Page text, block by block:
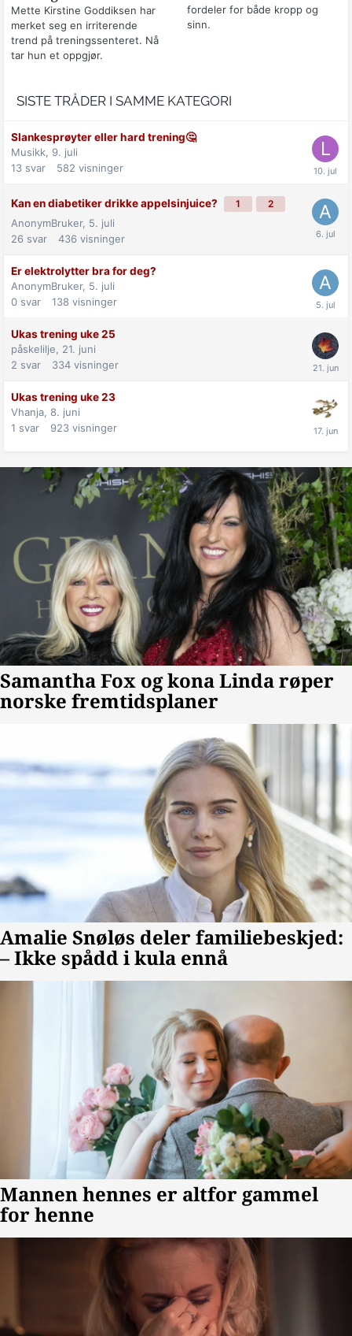
Mette Kirstine Goddiksen har
merket seg en irriterende
trend på treningssenteret. Nå
tar hun et oppgjør.
fordeler for både kropp og
sinn.
SISTE TRÅDER I SAMME KATEGORI
Slankesprøyter eller hard trening🤔
Musikk, 9. juli
13 svar 582 visninger
Kan en diabetiker drikke appelsinjuice? 1 2
AnonymBruker, 5. juli
26 svar 436 visninger
Er elektrolytter bra for deg?
AnonymBruker, 5. juli
0 svar 138 visninger
Ukas trening uke 25
påskelilje, 21. juni
2 svar 334 visninger
Ukas trening uke 23
Vhanja, 8. juni
1 svar 923 visninger